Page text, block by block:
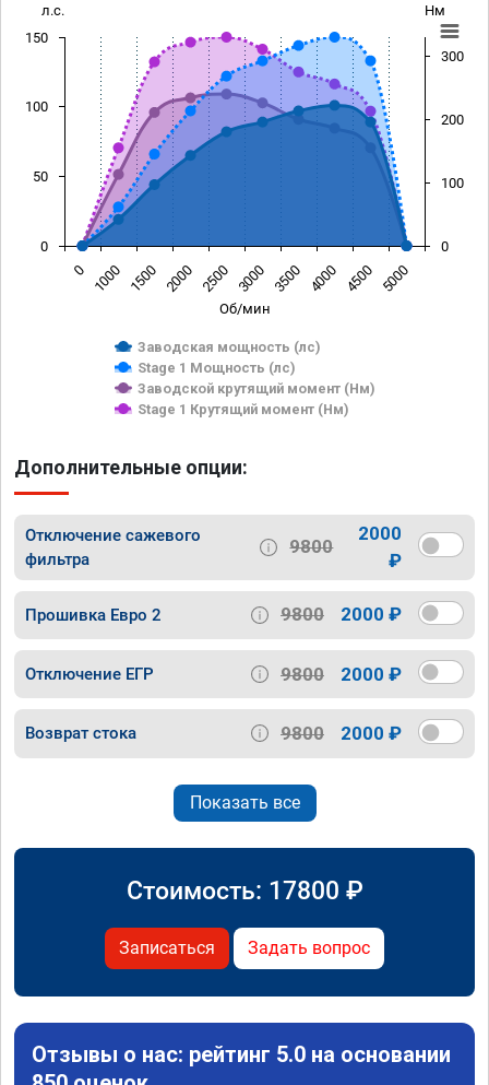
Об/мин
л.с. Нм
Заводская мощность (лс)
Stage 1 Мощность (лс)
Заводской крутящий момент (Нм)
Stage 1 Крутящий момент (Нм)
0 1000 1500 2000 2500 3000 3500 4000 4500 5000
0
50
100
150
0
100
200
300
Дополнительные опции:
Отключение сажевого
фильтра
9800
2000
₽
Прошивка Евро 2 9800 2000 ₽
Отключение ЕГР 9800 2000 ₽
Возврат стока 9800 2000 ₽
Показать все
Стоимость: 17800 ₽
Записаться Задать вопрос
Отзывы о нас: рейтинг 5.0 на основании